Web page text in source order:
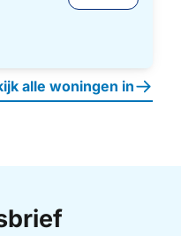
alle woningen in